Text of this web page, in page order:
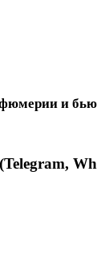
и
(Telegram,